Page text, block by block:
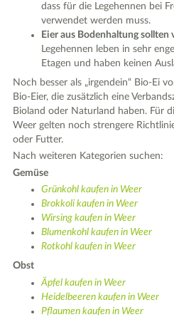
dass für die Legehennen bei
verwendet werden muss.
Eier aus Bodenhaltung sollten
Legehennen leben in sehr
Etagen und haben keinen
Noch besser als „irgendein“ Bio-Ei
Bio-Eier, die zusätzlich eine
Bioland oder Naturland haben. Für
Weer gelten noch strengere
oder Futter.
Nach weiteren Kategorien suchen:
Gemüse
Grünkohl kaufen in Weer
Brokkoli kaufen in Weer
Wirsing kaufen in Weer
Blumenkohl kaufen in Weer
Rotkohl kaufen in Weer
Obst
Äpfel kaufen in Weer
Heidelbeeren kaufen in Weer
Pflaumen kaufen in Weer